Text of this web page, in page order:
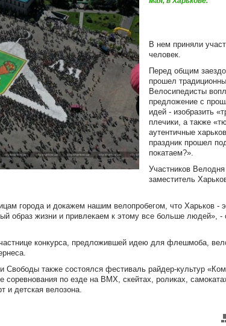
В нем приняли
человек.
Перед общим
прошел
Велосипедисты
предложение с
идей - изобразить
плечики, а также
аутентичные
праздник прошел
покатаем?».
Участников
заместитель
города и докажем нашим велопробегом, что Харьков -
образ жизни и привлекаем к этому все больше людей», -
конкурса, предложившей идею для флешмоба,
Свободы также состоялся фестиваль райдер-культур
соревнования по езде на BMX, скейтах, роликах,
и детская велозона.